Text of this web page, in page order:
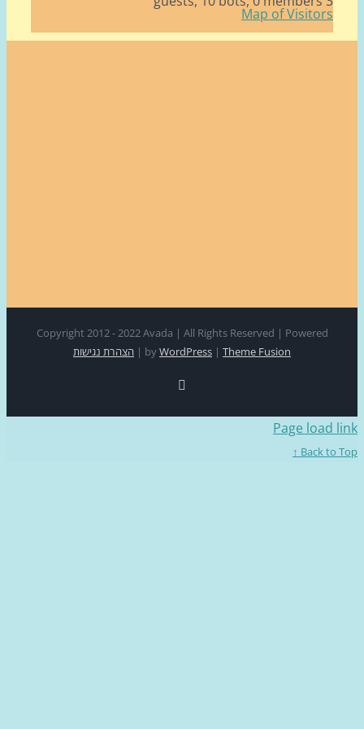
Map of
Copyright 2012 - 2022 Avada | All Rights Reserved |
byWordPress|Theme Fusion
|הצהרת נגישות
Facebook
Page